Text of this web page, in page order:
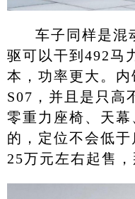
车子同样是混
驱可以干到492马
本，功率更大。
S07，并且是只高
零重力座椅、天
的，定位不会低于
25万元左右起售